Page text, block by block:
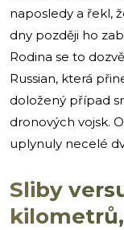
naposledy a řekl,
dny později ho
Rodina se to
Russian, která
doložený případ
dronových vojsk.
uplynuly necelé
Sliby